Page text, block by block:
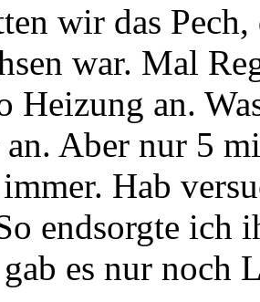
wir das
war. Mal
Heizung an.
an. Aber nur 5
Hab
endsorgte ich
es nur noch